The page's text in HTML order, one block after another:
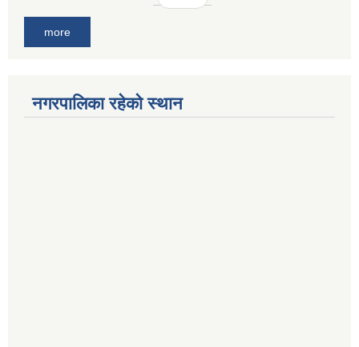
more
नगरपालिका रहेको स्थान